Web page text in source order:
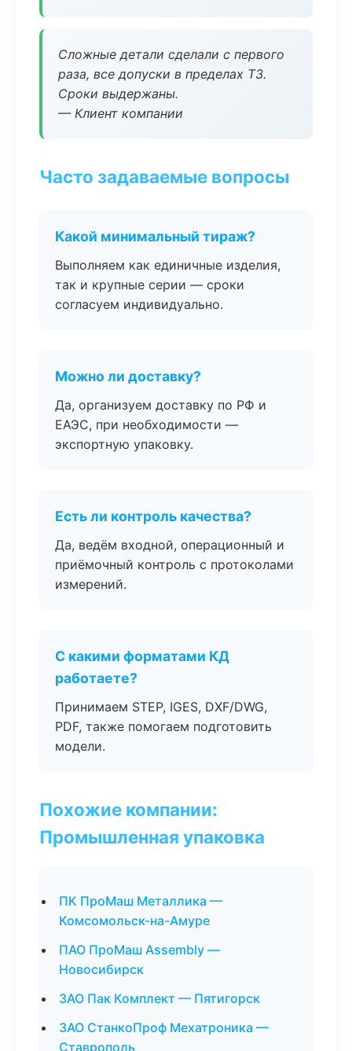
Сложные детали сделали с первого
раза, все допуски в пределах ТЗ.
Сроки выдержаны.
— Клиент компании
Часто задаваемые вопросы
Какой минимальный тираж?
Выполняем как единичные изделия,
так и крупные серии — сроки
согласуем индивидуально.
Можно ли доставку?
Да, организуем доставку по РФ и
ЕАЭС, при необходимости —
экспортную упаковку.
Есть ли контроль качества?
Да, ведём входной, операционный и
приёмочный контроль с протоколами
измерений.
С какими форматами КД
работаете?
Принимаем STEP, IGES, DXF/DWG,
PDF, также помогаем подготовить
модели.
Похожие компании:
Промышленная упаковка
ПК ПроМаш Металлика —
Комсомольск-на-Амуре
ПАО ПроМаш Assembly —
Новосибирск
ЗАО Пак Комплект — Пятигорск
ЗАО СтанкоПроф Мехатроника —
Ставрополь